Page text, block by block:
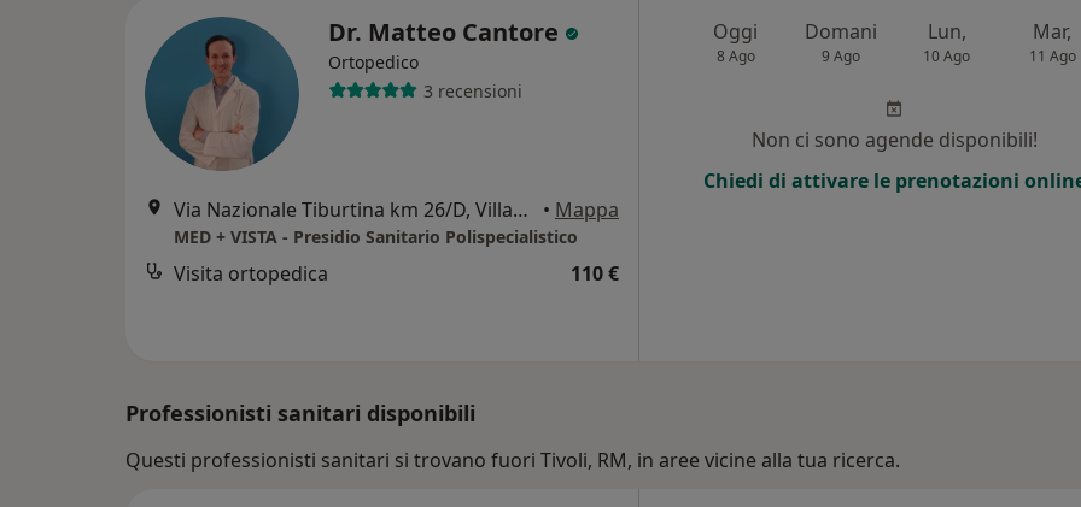
Dr. Matteo Cantore
Ortopedico
3 recensioni
Via Nazionale Tiburtina km 26/D, Villanova • Mappa
MED + VISTA - Presidio Sanitario Polispecialistico
Visita ortopedica 110 €
Oggi
8 Ago
Domani
9 Ago
Lun,
10 Ago
Mar,
11 Ago
Non ci sono agende disponibili!
Chiedi di attivare le prenotazioni
Professionisti sanitari disponibili
Questi professionisti sanitari si trovano fuori Tivoli, RM, in aree vicine alla tua ricerca.